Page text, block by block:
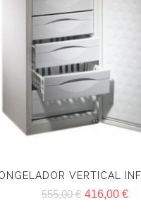
555,00 € 416,00 €